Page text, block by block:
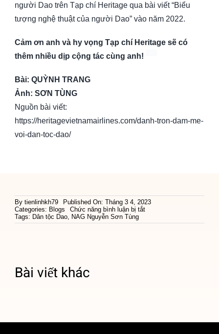
người Dao trên Tạp chí Heritage qua bài viết “Biểu
tượng nghệ thuật của người Dao” vào năm 2022.
Cảm ơn anh và hy vọng Tạp chí Heritage sẽ có
thêm nhiều d ịp cộng tác cùng anh!
Bài: QUỲNH TRANG
Ảnh: SƠN TÙNG
Nguồn bài viết:
https://heritagevietnamairlines.com/danh-tron-dam-me-
voi-dan-toc-dao/
By tienlinhkh79
Published On: Tháng 3 4, 2023
Categories: Blogs Chức năng bình luận bị tắtở
trọn
Tags: Dân tộc Dao, NAG Nguyễn Sơn Tùng
Bài viết khác